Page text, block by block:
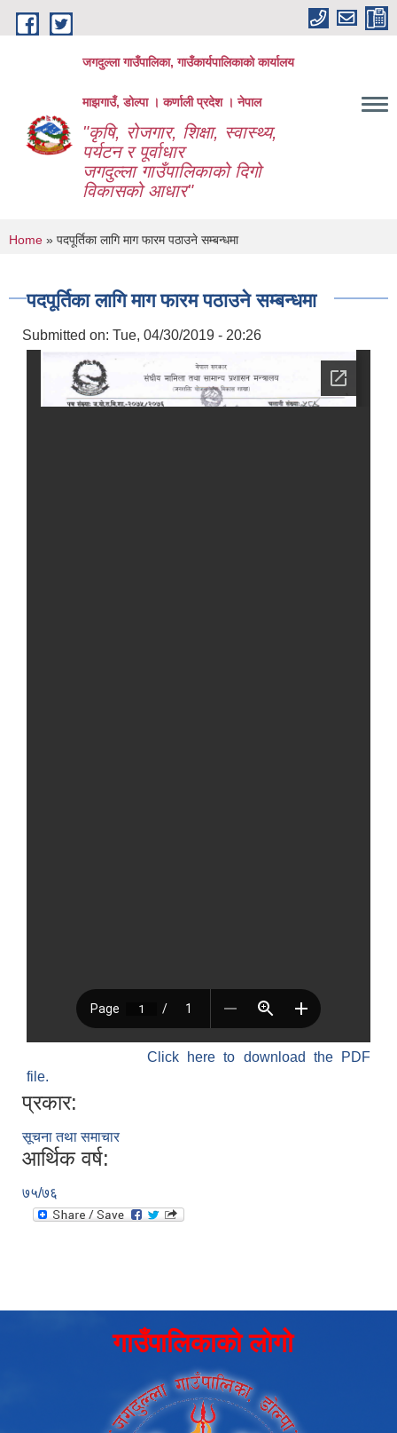
Skip to main content
जगदुल्ला गाउँपालिका, गाउँकार्यपालिकाको कार्यालय
माझगाउँ, डोल्पा । कर्णाली प्रदेश । नेपाल
"कृषि, रोजगार, शिक्षा, स्वास्थ्य,
पर्यटन र पूर्वाधार
जगदुल्ला गाउँपालिकाको दिगो
विकासको आधार"
You are here
Home » पदपूर्तिका लागि माग फारम पठाउने सम्बन्धमा
पदपूर्तिका लागि माग फारम पठाउने सम्बन्धमा
Submitted on: Tue, 04/30/2019 - 20:26
Click here to download the PDF
file.
प्रकार:
सूचना तथा समाचार
आर्थिक वर्ष:
७५/७६
गाउँपालिकाको लोगो